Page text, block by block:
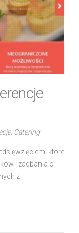
Catering
które
i zadbania o
z